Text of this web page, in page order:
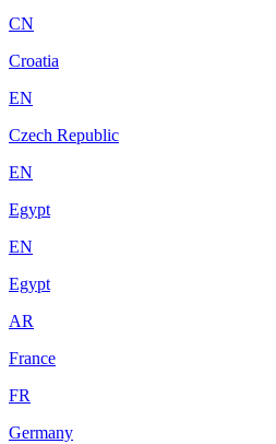
CN
Croatia
EN
Czech Republic
EN
Egypt
EN
Egypt
AR
France
FR
Germany